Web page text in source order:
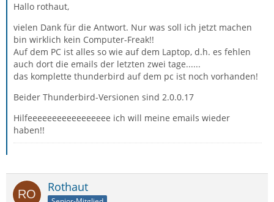
Hallo rothaut,
vielen Dank für die Antwort. Nur was soll ich jetzt machen
bin wirklich kein Computer-Freak!!
Auf dem PC ist alles so wie auf dem Laptop, d.h. es fehlen
auch dort die emails der letzten zwei tage......
das komplette thunderbird auf dem pc ist noch vorhanden!
Beider Thunderbird-Versionen sind 2.0.0.17
Hilfeeeeeeeeeeeeeeeee ich will meine emails wieder
haben!!
Rothaut